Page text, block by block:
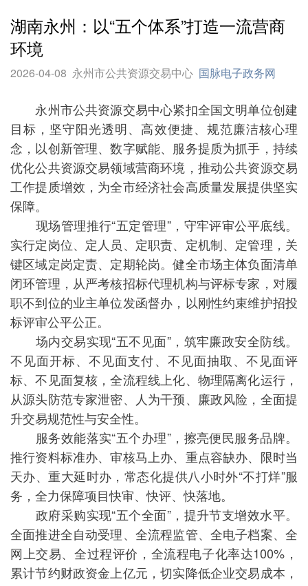
湖南永州：以“五个体系”打造一流营商
环境
2026-04-08 永州市公共资源交易中心 国脉电子政务网
永州市公共资源交易中心紧扣全国文明单位创建
目标，坚守阳光透明、高效便捷、规范廉洁核心理
念，以创新管理、数字赋能、服务提质为抓手，持续
优化公共资源交易领域营商环境，推动公共资源交易
工作提质增效，为全市经济社会高质量发展提供坚实
保障。
现场管理推行“五定管理”，守牢评审公平底线。
实行定岗位、定人员、定职责、定机制、定管理，关
键区域定岗定责、定期轮岗。健全市场主体负面清单
闭环管理，从严考核招标代理机构与评标专家，对履
职不到位的业主单位发函督办，以刚性约束维护招投
标评审公平公正。
场内交易实现“五不见面”，筑牢廉政安全防线。
不见面开标、不见面支付、不见面抽取、不见面评
标、不见面复核，全流程线上化、物理隔离化运行，
从源头防范专家泄密、人为干预、廉政风险，全面提
升交易规范性与安全性。
服务效能落实“五个办理”，擦亮便民服务品牌。
推行资料标准办、审核马上办、重点容缺办、限时当
天办、重大延时办，常态化提供八小时外“不打烊”服
务，全力保障项目快审、快评、快落地。
政府采购实现“五个全面”，提升节支增效水平。
全面推进全自动受理、全流程监管、全电子档案、全
网上交易、全过程评价，全流程电子化率达100%，
累计节约财政资金上亿元，切实降低企业交易成本，